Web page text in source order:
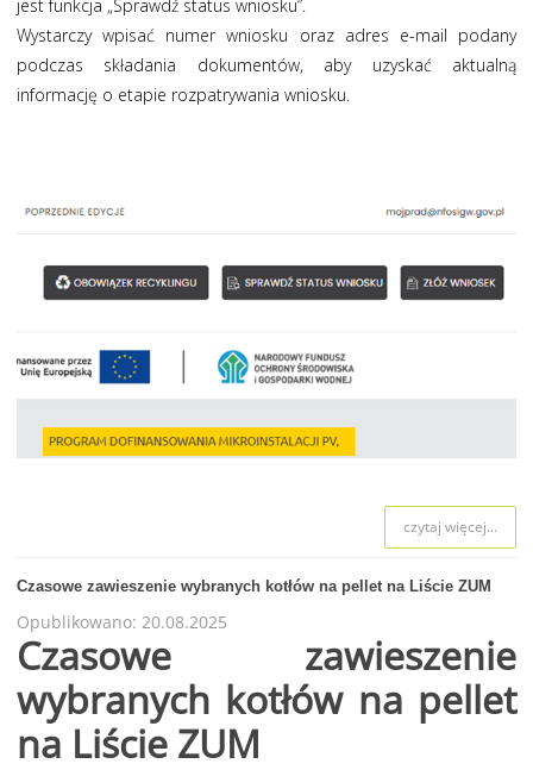
jest funkcja „Sprawdź status wniosku”.
Wystarczy wpisać numer wniosku oraz adres e-mail podany
podczas składania dokumentów, aby uzyskać aktualną
informację o etapie rozpatrywania wniosku.
czytaj więcej...
Czasowe zawieszenie wybranych kotłów na pellet na Liście ZUM
Opublikowano: 20.08.2025
Czasowe zawieszenie
wybranych kotłów na pellet
na Liście ZUM